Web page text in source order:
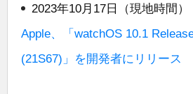
2023年10月17日（現地時間）
Apple、「watchOS 10.1
(21S67)」を開発者にリリース